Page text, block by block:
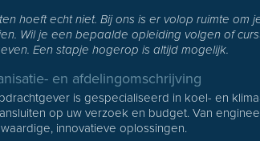
hoeft echt niet. Bij ons is er volop ruimte
Wil je een bepaalde opleiding volgen of
Een stapje hogerop is altijd mogelijk.
en afdelingomschrijving
is gespecialiseerd in koel- en
op uw verzoek en budget. Van
innovatieve oplossingen.